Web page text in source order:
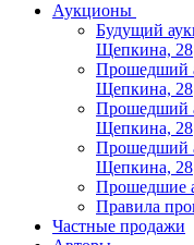
Аукционы
Будущий
Щепкина, 28
Прошедший
Щепкина, 28
Прошедший
Щепкина, 28
Прошедший
Щепкина, 28
Прошедшие
Правила
Частные продажи